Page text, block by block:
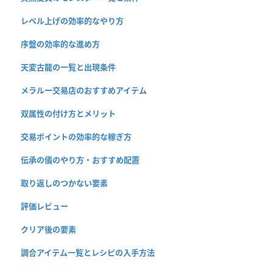
レベル上げの効率的なやり方
序盤の効率的な進め方
天変古龍の一覧と出現条件
メラルー交易店のおすすめアイテム
双属性の付け方とメリット
交易ポイントの効率的な稼ぎ方
伝承の儀のやり方・おすすめ配置
取り返しのつかない要素
評価レビュー
クリア後の要素
調合アイテム一覧とレシピの入手方法